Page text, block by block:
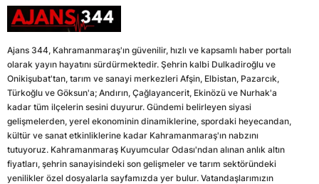
Ajans 344, Kahramanmaraş'ın güvenilir, hızlı ve kapsamlı haber portalı
olarak yayın hayatını sürdürmektedir. Şehrin kalbi Dulkadiroğlu ve
Onikişubat'tan, tarım ve sanayi merkezleri Afşin, Elbistan, Pazarcık,
Türkoğlu ve Göksun'a; Andırın, Çağlayancerit, Ekinözü ve Nurhak'a
kadar tüm ilçelerin sesini duyurur. Gündemi belirleyen siyasi
gelişmelerden, yerel ekonominin dinamiklerine, spordaki heyecandan,
kültür ve sanat etkinliklerine kadar Kahramanmaraş'ın nabzını
tutuyoruz. Kahramanmaraş Kuyumcular Odası'ndan alınan anlık altın
fiyatları, şehrin sanayisindeki son gelişmeler ve tarım sektöründeki
yenilikler özel dosyalarla sayfamızda yer bulur. Vatandaşlarımızın